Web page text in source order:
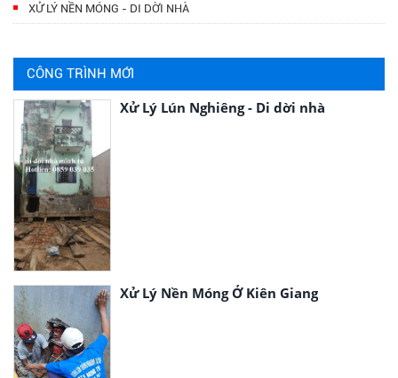
XỬ LÝ NỀN MÓNG - DI DỜI NHÀ
CÔNG TRÌNH MỚI
Xử Lý Lún Nghiêng - Di dời nhà
Xử Lý Nền Móng Ở Kiên Giang